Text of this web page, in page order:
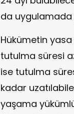
da uygulamada
Hükümetin yasa
tutulma süresi
ise tutulma
kadar
yaşama